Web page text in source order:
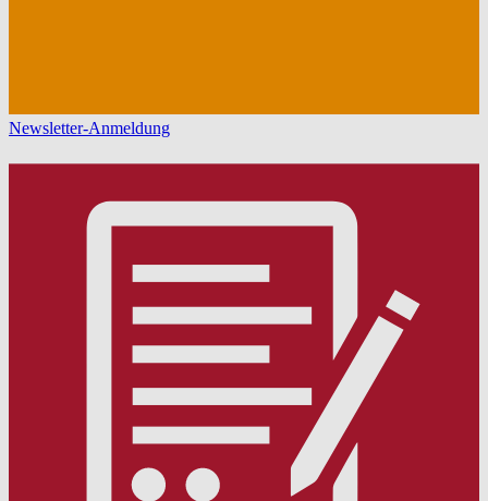
Newsletter-Anmeldung